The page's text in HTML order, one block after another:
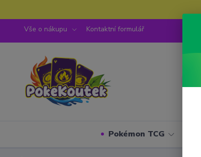
Vše o nákupu Kontaktní formulář
Pokémon TCG